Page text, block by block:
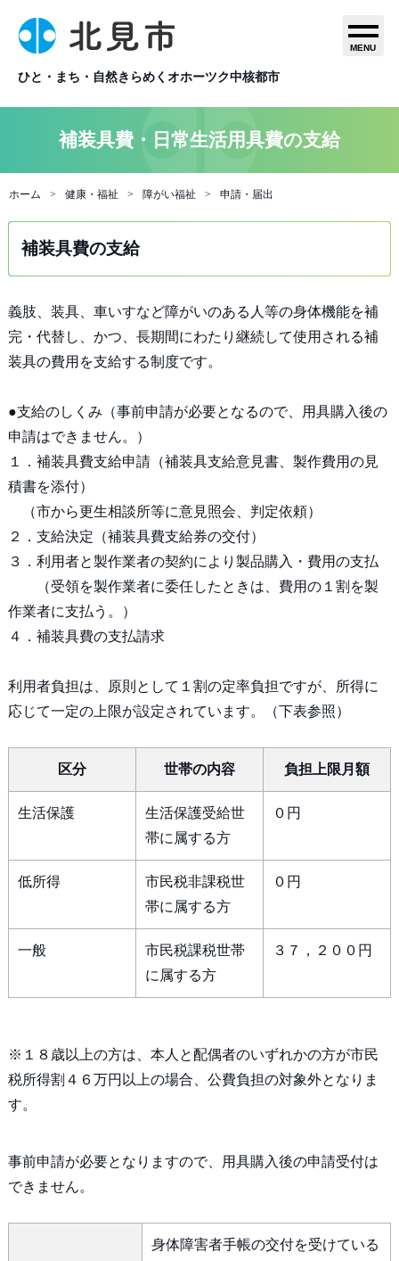
ひと・まち・自然きらめくオホーツク中核都市
MENU
補装具費・日常生活用具費の支給
ホーム 健康・福祉 障がい福祉 申請・届出
補装具費の支給
義肢、装具、車いすなど障がいのある人等の身体機能を補
完・代替し、かつ、長期間にわたり継続して使用される補
装具の費用を支給する制度です。
●支給のしくみ（事前申請が必要となるので、用具購入後の
申請はできません。）
１．補装具費支給申請（補装具支給意見書、製作費用の見
積書を添付）
（市から更生相談所等に意見照会、判定依頼）
２．支給決定（補装具費支給券の交付）
３．利用者と製作業者の契約により製品購入・費用の支払
（受領を製作業者に委任したときは、費用の１割を製
作業者に支払う。）
４．補装具費の支払請求
利用者負担は、原則として１割の定率負担ですが、所得に
応じて一定の上限が設定されています。（下表参照）
区分 世帯の内容 負担上限月額
生活保護
生活保護受給世
帯に属する方
０円
低所得
市民税非課税世
帯に属する方
０円
一般
市民税課税世帯
に属する方
３７，２００円
※１８歳以上の方は、本人と配偶者のいずれかの方が市民
税所得割４６万円以上の場合、公費負担の対象外となりま
す。
事前申請が必要となりますので、用具購入後の申請受付は
できません。
身体障害者手帳の交付を受けている